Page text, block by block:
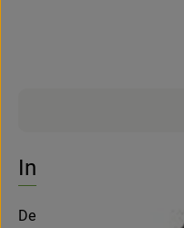
Info
Der Vulkanlöss